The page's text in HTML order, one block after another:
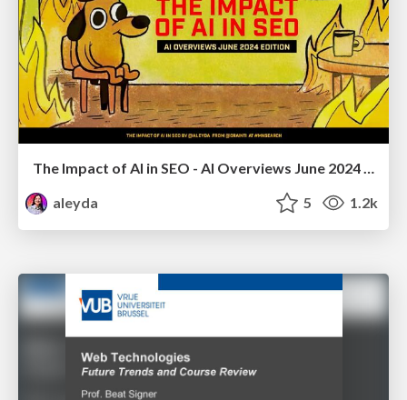
The Impact of AI in SEO - AI Overviews June 2024 Edition
aleyda
5 1.2k